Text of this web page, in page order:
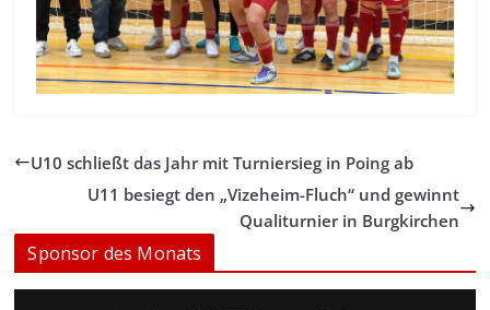
U10 schließt das Jahr mit Turniersieg in Poing ab
U11 besiegt den „Vizeheim-Fluch“ und gewinnt
Qualiturnier in Burgkirchen
Sponsor des Monats